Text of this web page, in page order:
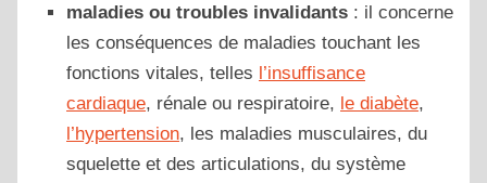
maladies ou troubles invalidants : il concerne
les conséquences de maladies touchant les
fonctions vitales, telles l’insuffisance
cardiaque, rénale ou respiratoire, le diabète,
l’hypertension, les maladies musculaires, du
squelette et des articulations, du système